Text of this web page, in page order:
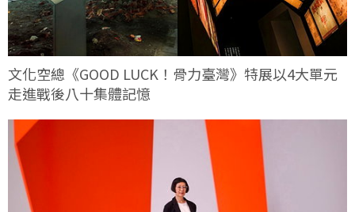
文化空總《GOOD LUCK！骨力臺灣》特展以4大單元
走進戰後八十集體記憶